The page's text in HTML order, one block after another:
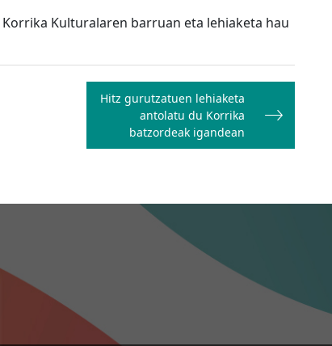
Kulturalaren barruan eta lehiaketa hau
Hitz gurutzatuen lehiaketa
antolatu du Korrika
batzordeak igandean